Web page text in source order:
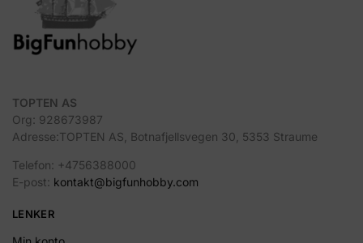
TOPTEN AS
Org: 928673987
Adresse:TOPTEN AS, Botnafjellsvegen 30, 5353 Straume
Telefon: +4756388000
E-post: kontakt@bigfunhobby.com
LENKER